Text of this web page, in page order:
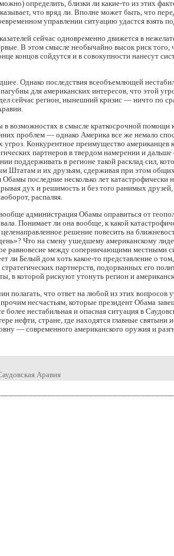
определить, близки ли какие-то из этих
что вряд ли. Вполне может быть, что
управлении ситуацию удастся взять
сейчас одновременно движется в
В этом смысле необычайно высок риск
концов сойдутся и в совокупности нанесут
Однако последствия всеобъемлющей
для американских интересов, что этой
сейчас регион, нынешний кризис — ничто по
возможностях в смысле краткосрочной помощи
проблем — однако Америка все же немало
угроз. Конкурентное преимущество американцев
партнеров в твердом намерении и дальше
поддерживать в регионе такой расклад сил,
Штатам и их друзьям, сдерживая при этом
последние несколько лет катастрофически
дух и решимость и без того ранимых
распаляя.
администрация Обамы оправиться от
Понимает ли она вообще, к какой
решение повесить на
Что на смену ушедшему американскому
равновесие между соперничающими местными
ли Белый дом хоть какое-то представление о
партнерств, подорванных его
в которой рискуют утонуть регион и
полагать, что ответ на любой из этих вопросов
прочим несчастьям, которые президент Обама
более нестабильная и опасная ситуация в
нефти, стране, где находятся главные святыни
— современного американского оружия и
Аравия